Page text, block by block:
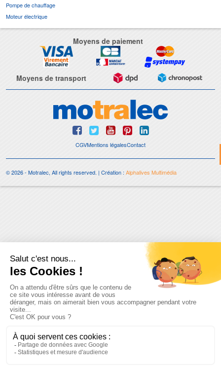
Pompe de chauffage
Moteur électrique
Moyens de paiement
Moyens de transport
CGVMentions légalesContact
© 2026 - Motralec, All rights reserved. | Création :Alphalives Multimédia